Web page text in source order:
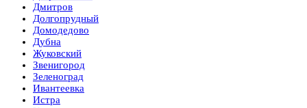
Дмитров
Долгопрудный
Домодедово
Дубна
Жуковский
Звенигород
Зеленоград
Ивантеевка
Истра